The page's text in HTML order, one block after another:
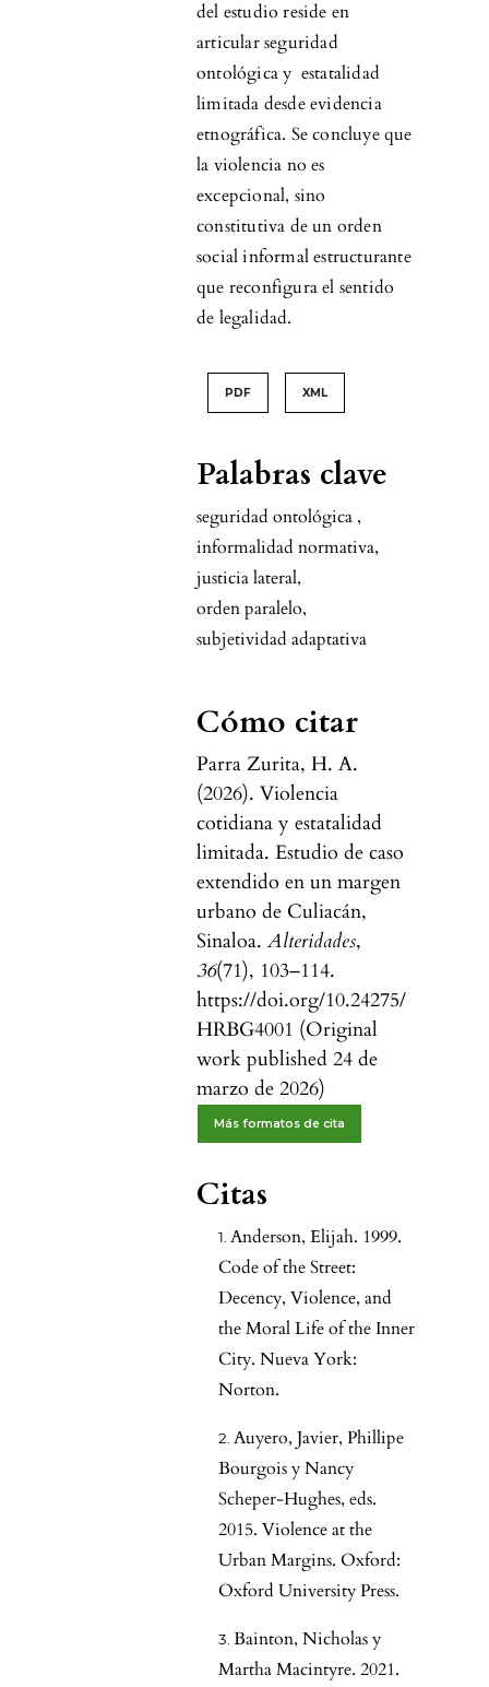
Palabras clave
seguridad ontológica ,
informalidad normativa,
justicia lateral,
orden paralelo,
subjetividad adaptativa
Cómo citar
Parra Zurita, H. A.
(2026). Violencia
cotidiana y estatalidad
limitada. Estudio de caso
extendido en un margen
urbano de Culiacán,
Sinaloa. Alteridades,
36(71), 103–114.
https://doi.org/10.24275/
HRBG4001 (Original
work published 24 de
marzo de 2026)
Más formatos de cita
del estudio reside en
articular seguridad
ontológica y estatalidad
limitada desde evidencia
etnográfica. Se concluye que
la violencia no es
excepcional, sino
constitutiva de un orden
social informal estructurante
que reconfigura el sentido
de legalidad.
PDF XML
Citas
Anderson, Elijah. 1999.
Code of the Street:
Decency, Violence, and
the Moral Life of the Inner
City. Nueva York:
Norton.
Auyero, Javier, Phillipe
Bourgois y Nancy
Scheper-Hughes, eds.
2015. Violence at the
Urban Margins. Oxford:
Oxford University Press.
Bainton, Nicholas y
Martha Macintyre. 2021.